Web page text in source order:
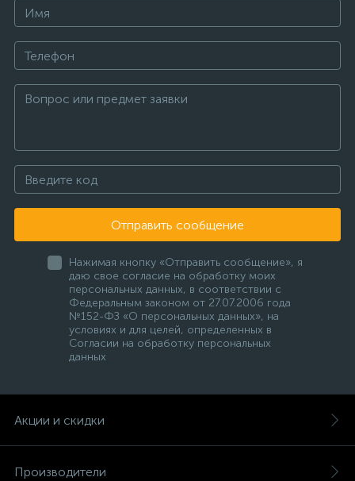
Отправить сообщение
Нажимая кнопку «Отправить сообщение», я
даю свое согласие на обработку моих
персональных данных, в соответствии с
Федеральным законом от 27.07.2006 года
№152-ФЗ «О персональных данных», на
условиях и для целей, определенных в
Согласии на обработку персональных
данных
Акции и скидки
Производители